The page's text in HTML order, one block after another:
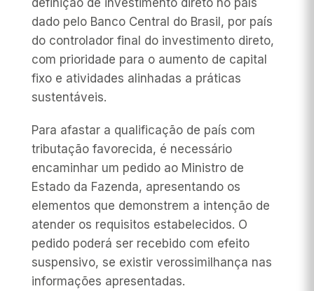
definição de investimento direto no país
dado pelo Banco Central do Brasil, por país
do controlador final do investimento direto,
com prioridade para o aumento de capital
fixo e atividades alinhadas a práticas
sustentáveis.
Para afastar a qualificação de país com
tributação favorecida, é necessário
encaminhar um pedido ao Ministro de
Estado da Fazenda, apresentando os
elementos que demonstrem a intenção de
atender os requisitos estabelecidos. O
pedido poderá ser recebido com efeito
suspensivo, se existir verossimilhança nas
informações apresentadas.